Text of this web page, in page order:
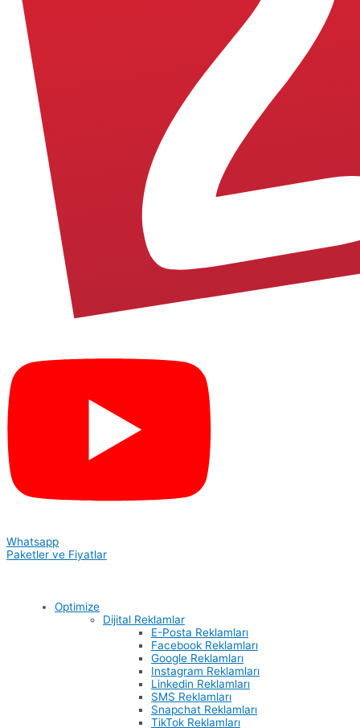
Whatsapp
Paketler ve Fiyatlar
Optimize
Dijital Reklamlar
E-Posta Reklamları
Facebook Reklamları
Google Reklamları
Instagram Reklamları
Linkedin Reklamları
SMS Reklamları
Snapchat Reklamları
TikTok Reklamları